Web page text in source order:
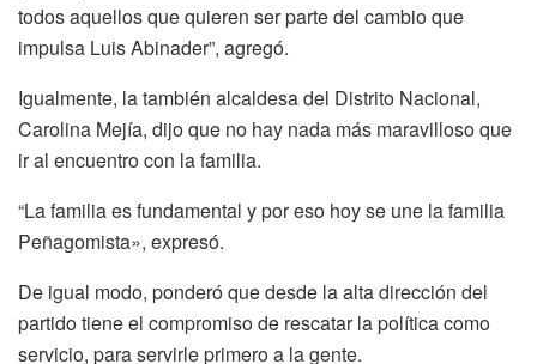
todos aquellos que quieren ser parte del cambio que
impulsa Luis Abinader”, agregó.
Igualmente, la también alcaldesa del Distrito Nacional,
Carolina Mejía, dijo que no hay nada más maravilloso que
ir al encuentro con la familia.
“La familia es fundamental y por eso hoy se une la familia
Peñagomista», expresó.
De igual modo, ponderó que desde la alta dirección del
partido tiene el compromiso de rescatar la política como
servicio, para servirle primero a la gente.